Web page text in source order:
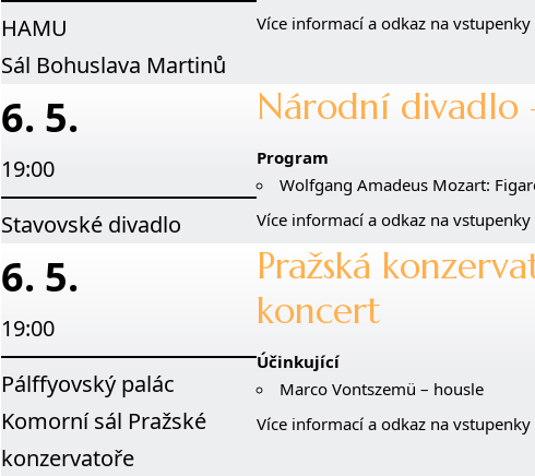
HAMU
Sál Bohuslava Martinů
Více informací a odkaz na vstupenky
6. 5.
19:00
Stavovské divadlo
Národní divadlo
Program
Wolfgang Amadeus Mozart:
Více informací a odkaz na vstupenky
6. 5.
19:00
Pálffyovský palác
Komorní sál Pražské
konzervatoře
Pražská
koncert
Účinkující
Marco Vontszemü – housle
Více informací a odkaz na vstupenky